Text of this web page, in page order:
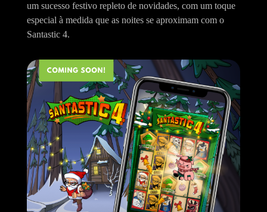
um sucesso festivo repleto de novidades, com um toque
especial à medida que as noites se aproximam com o
Santastic 4.